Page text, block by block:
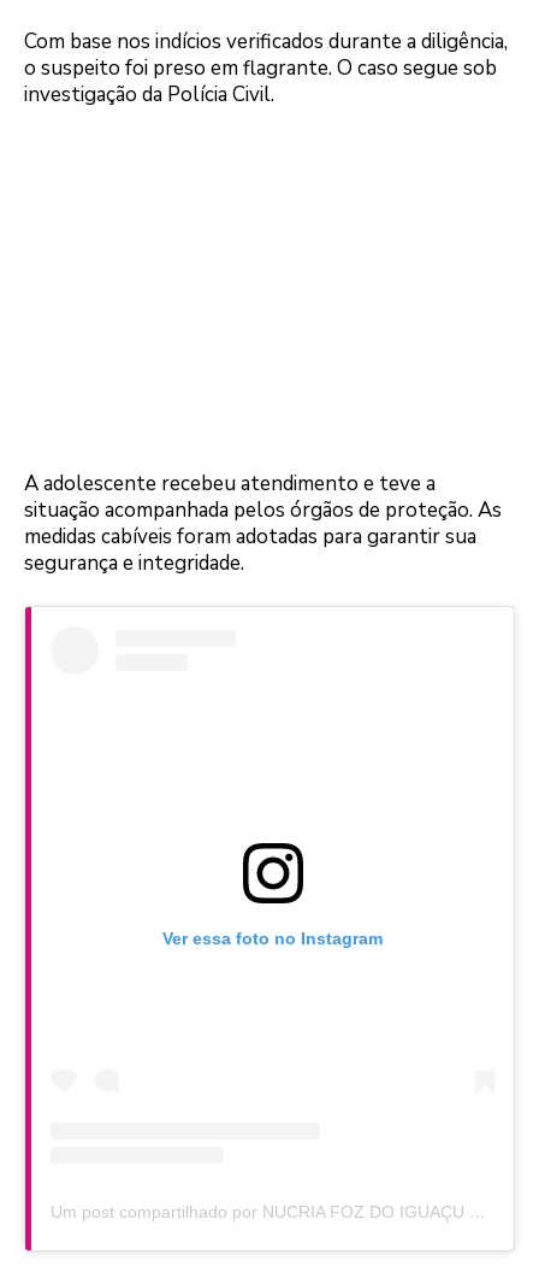
Com base nos indícios verificados durante a diligência,
o suspeito foi preso em flagrante. O caso segue sob
investigação da Polícia Civil.
A adolescente recebeu atendimento e teve a
situação acompanhada pelos órgãos de proteção. As
medidas cabíveis foram adotadas para garantir sua
segurança e integridade.
Ver essa foto no Instagram
Um post compartilhado por NUCRIA FOZ DO IGUAÇU PCPR (@nucriafozdoiguacu)